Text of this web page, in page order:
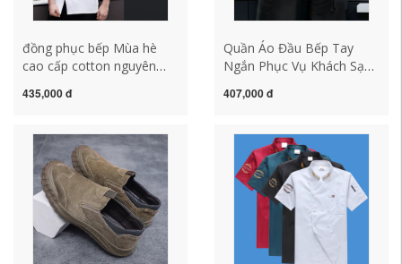
đồng phục bếp Mùa hè
cao cấp cotton nguyên
việc đầu bếp cho nam và
phần mỏng phục vụ khách
sạn trở lại dụng cụ nhà
bếp mẫu áo bếp đẹp mẫu
áo bếp
435,000 đ
Quần Áo Đầu Bếp Tay
Ngắn Phục Vụ Khách Sạn
Quần Tay Dài Nam
407,000 đ